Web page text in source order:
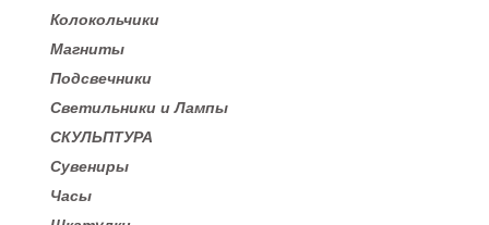
Колокольчики
Магниты
Подсвечники
Светильники и Лампы
СКУЛЬПТУРА
Сувениры
Часы